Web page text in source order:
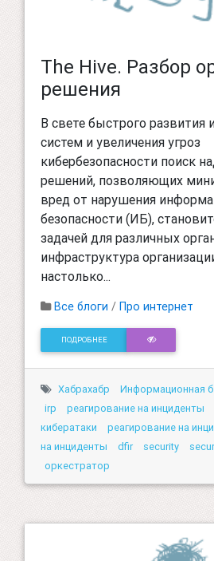
The Hive. Разбор
решения
В свете быстрого
систем и увеличения угроз
кибербезопасности поиск
решений, позволяющих
вред от нарушения
безопасности (ИБ),
задачей для различных
инфраструктура
настолько...
Все блоги / Про интернет
ПОДРОБНЕЕ
Хабрахабр Информационная
irp
реагирование на инциденты
кибератаки
реагирование на
на инциденты
dfir security
оркестратор